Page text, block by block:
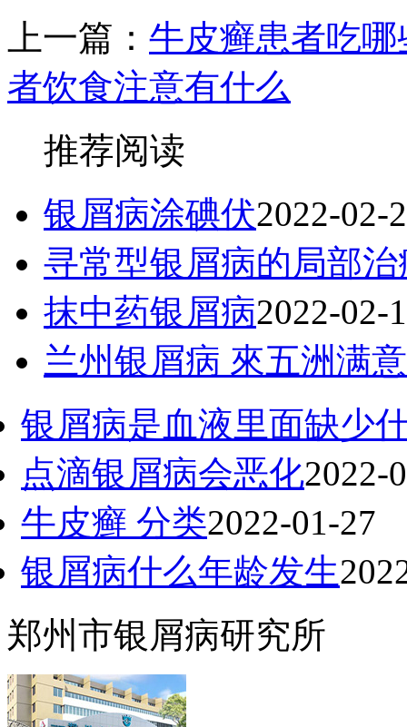
上一篇： 牛皮癣患者吃
者饮食注意有什么
推荐阅读
银屑病涂碘伏2022-02-
寻常型银屑病的局部治
抹中药银屑病2022-02-
兰州银屑病 來五洲满意
银屑病是血液里面缺少
点滴银屑病会恶化2022-
牛皮癣 分类2022-01-27
银屑病什么年龄发生
郑州市银屑病研究所